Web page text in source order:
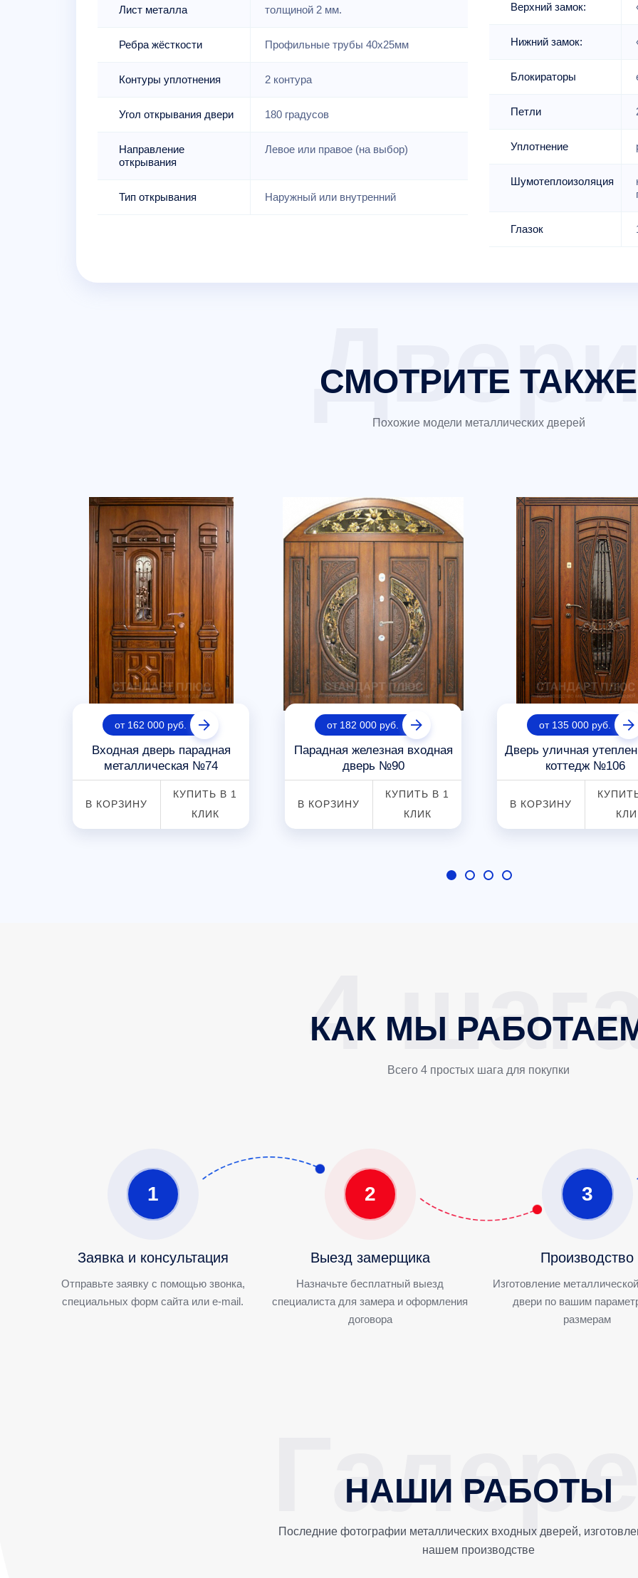
Лист металла толщиной 2 мм.
Ребра жёсткости Профильные трубы 40х25мм
Контуры уплотнения 2 контура
Угол открывания двери 180 градусов
Направление
открывания
Левое или правое (на выбор)
Тип открывания Наружный или внутренний
Верхний замок:
Нижний замок:
Блокираторы
Петли
Уплотнение
Шумотеплоизоляция
Глазок
СМОТРИТЕ ТАКЖЕ
Похожие модели металлических дверей
от 162 000 руб.
Входная дверь парадная
металлическая №74
В КОРЗИНУ
КУПИТЬ В 1
КЛИК
от 182 000 руб.
Парадная железная входная
дверь №90
В КОРЗИНУ
КУПИТЬ В 1
КЛИК
от 135 000 руб.
Дверь уличная
коттедж №106
В КОРЗИНУ
КАК МЫ
Всего 4 простых шага для покупки
1
Заявка и консультация
Отправьте заявку с помощью звонка,
специальных форм сайта или e-mail.
2
Выезд замерщика
Назначьте бесплатный выезд
специалиста для замера и оформления
договора
3
Производство
Изготовление
двери по вашим
размерам
НАШИ РАБОТЫ
Последние фотографии металлических входных дверей,
нашем производстве